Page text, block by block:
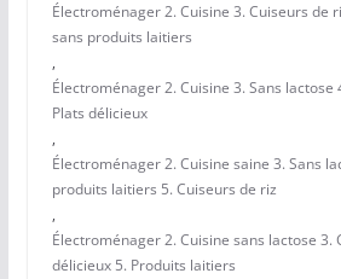
Électroménager 2. Cuisine 3. Cuiseurs de
sans produits laitiers
,
Électroménager 2. Cuisine 3. Sans lactose
Plats délicieux
,
Électroménager 2. Cuisine saine 3. Sans
produits laitiers 5. Cuiseurs de riz
,
Électroménager 2. Cuisine sans lactose 3.
délicieux 5. Produits laitiers